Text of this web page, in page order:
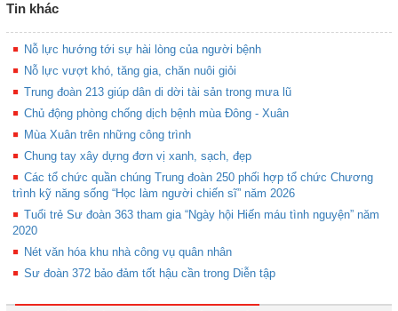
Tin khác
Nỗ lực hướng tới sự hài lòng của người bệnh
Nỗ lực vượt khó, tăng gia, chăn nuôi giỏi
Trung đoàn 213 giúp dân di dời tài sản trong mưa lũ
Chủ động phòng chống dịch bệnh mùa Đông - Xuân
Mùa Xuân trên những công trình
Chung tay xây dựng đơn vị xanh, sạch, đẹp
Các tổ chức quần chúng Trung đoàn 250 phối hợp tổ chức Chương
trình kỹ năng sống “Học làm người chiến sĩ” năm 2026
Tuổi trẻ Sư đoàn 363 tham gia “Ngày hội Hiến máu tình nguyện” năm
2020
Nét văn hóa khu nhà công vụ quân nhân
Sư đoàn 372 bảo đảm tốt hậu cần trong Diễn tập